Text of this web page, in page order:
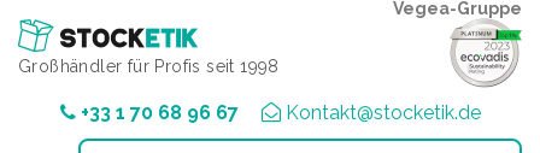
Großhändler für Profis seit 1998
Vegea-Gruppe
+33 1 70 68 96 67 Kontakt@stocketik.de